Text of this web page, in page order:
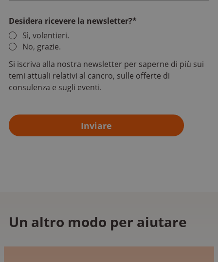
Desidera ricevere la newsletter?*
Sì, volentieri.
No, grazie.
Si iscriva alla nostra newsletter per saperne di più sui
temi attuali relativi al cancro, sulle offerte di
consulenza e sugli eventi.
Un altro modo per aiutare